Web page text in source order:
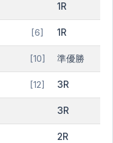
1R
[6] 1R
[10] 準優勝
[12] 3R
3R
2R